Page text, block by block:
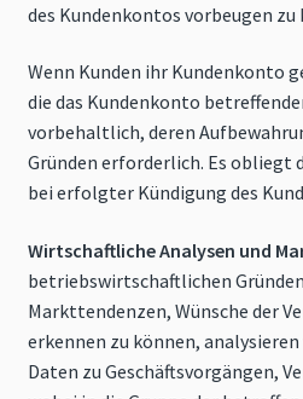
des Kundenkontos vorbeugen zu
Wenn Kunden ihr Kundenkonto
die das Kundenkonto
vorbehaltlich, deren
Gründen erforderlich. Es obliegt
bei erfolgter Kündigung des
Wirtschaftliche Analysen und
betriebswirtschaftlichen
Markttendenzen, Wünsche der
erkennen zu können,
Daten zu Geschäftsvorgängen,